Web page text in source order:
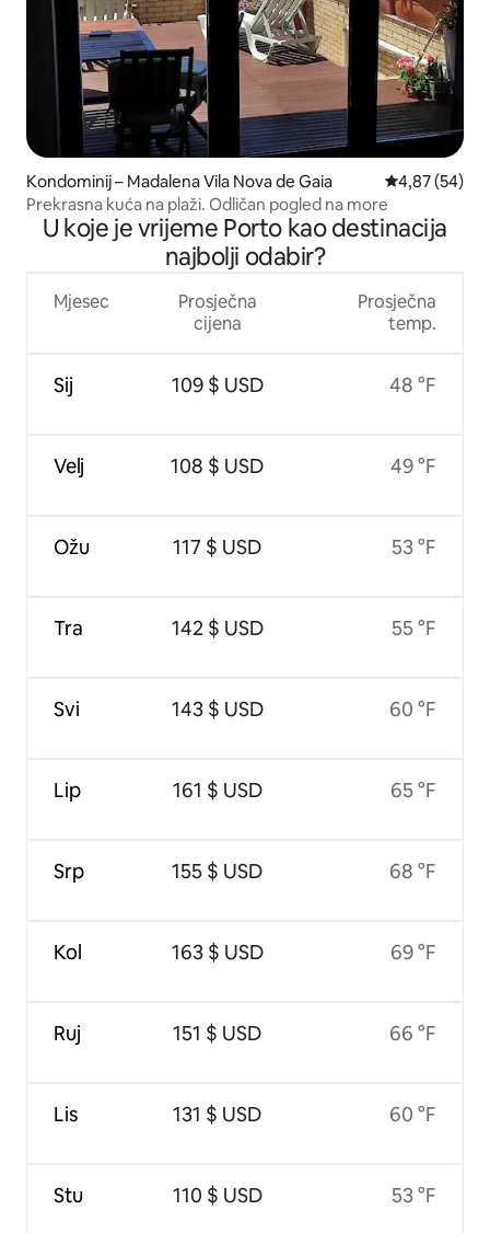
Kondominij – Madalena Vila Nova de Gaia Prosječna
4,87 (54)
Prekrasna kuća na plaži. Odličan pogled na more
U koje je vrijeme Porto kao destinacija
najbolji odabir?
Mjesec
Sij
Velj
Ožu
Tra
Svi
Lip
Srp
Kol
Ruj
Lis
Stu
Prosječna
cijena
109 $ USD
108 $ USD
117 $ USD
142 $ USD
143 $ USD
161 $ USD
155 $ USD
163 $ USD
151 $ USD
131 $ USD
110 $ USD
Prosječna
temp.
48 °F
49 °F
53 °F
55 °F
60 °F
65 °F
68 °F
69 °F
66 °F
60 °F
53 °F